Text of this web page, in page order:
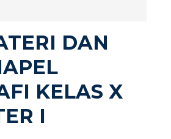
DAN
KELAS X
I